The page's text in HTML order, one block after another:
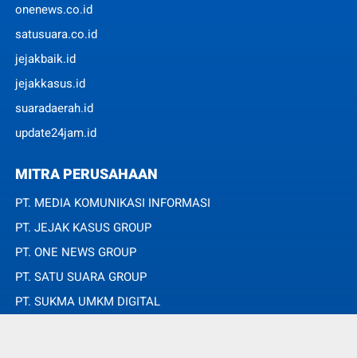
onenews.co.id
satusuara.co.id
jejakbaik.id
jejakkasus.id
suaradaerah.id
update24jam.id
MITRA PERUSAHAAN
PT. MEDIA KOMUNIKASI INFORMASI
PT. JEJAK KASUS GROUP
PT. ONE NEWS GROUP
PT. SATU SUARA GROUP
PT. SUKMA UMKM DIGITAL